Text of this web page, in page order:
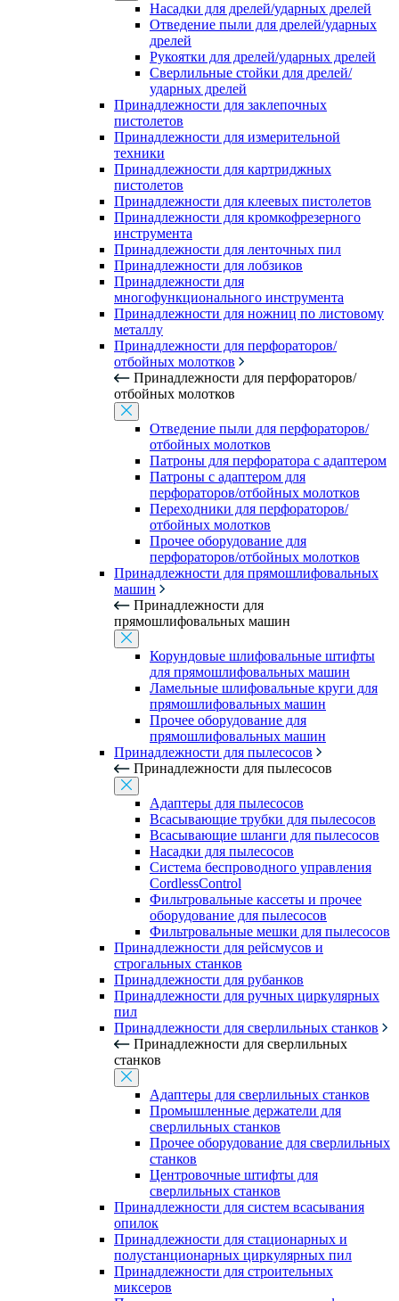
Насадки для дрелей/ударных дрелей
Отведение пыли для дрелей/ударных
дрелей
Рукоятки для дрелей/ударных дрелей
Сверлильные стойки для дрелей/
ударных дрелей
Принадлежности для заклепочных
пистолетов
Принадлежности для измерительной
техники
Принадлежности для картриджных
пистолетов
Принадлежности для клеевых пистолетов
Принадлежности для кромкофрезерного
инструмента
Принадлежности для ленточных пил
Принадлежности для лобзиков
Принадлежности для
многофункционального инструмента
Принадлежности для ножниц по листовому
металлу
Принадлежности для перфораторов/
отбойных молотков
Принадлежности для перфораторов/
отбойных молотков
Отведение пыли для перфораторов/
отбойных молотков
Патроны для перфоратора с адаптером
Патроны с адаптером для
перфораторов/отбойных молотков
Переходники для перфораторов/
отбойных молотков
Прочее оборудование для
перфораторов/отбойных молотков
Принадлежности для прямошлифовальных
машин
Принадлежности для
прямошлифовальных машин
Корундовые шлифовальные штифты
для прямошлифовальных машин
Ламельные шлифовальные круги для
прямошлифовальных машин
Прочее оборудование для
прямошлифовальных машин
Принадлежности для пылесосов
Принадлежности для пылесосов
Адаптеры для пылесосов
Всасывающие трубки для пылесосов
Всасывающие шланги для пылесосов
Насадки для пылесосов
Система беспроводного управления
CordlessControl
Фильтровальные кассеты и прочее
оборудование для пылесосов
Фильтровальные мешки для пылесосов
Принадлежности для рейсмусов и
строгальных станков
Принадлежности для рубанков
Принадлежности для ручных циркулярных
пил
Принадлежности для сверлильных станков
Принадлежности для сверлильных
станков
Адаптеры для сверлильных станков
Промышленные держатели для
сверлильных станков
Прочее оборудование для сверлильных
станков
Центровочные штифты для
сверлильных станков
Принадлежности для систем всасывания
опилок
Принадлежности для стационарных и
полустанционарных циркулярных пил
Принадлежности для строительных
миксеров